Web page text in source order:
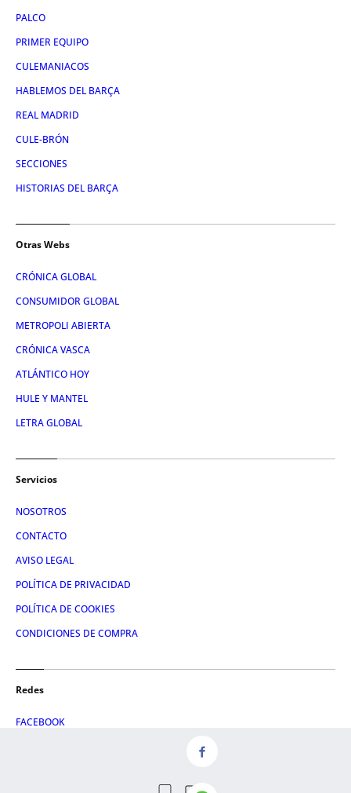
PALCO
PRIMER EQUIPO
CULEMANIACOS
HABLEMOS DEL BARÇA
REAL MADRID
CULE-BRÓN
SECCIONES
HISTORIAS DEL BARÇA
Otras Webs
CRÓNICA GLOBAL
CONSUMIDOR GLOBAL
METROPOLI ABIERTA
CRÓNICA VASCA
ATLÁNTICO HOY
HULE Y MANTEL
LETRA GLOBAL
Servicios
NOSOTROS
CONTACTO
AVISO LEGAL
POLÍTICA DE PRIVACIDAD
POLÍTICA DE COOKIES
CONDICIONES DE COMPRA
Redes
FACEBOOK